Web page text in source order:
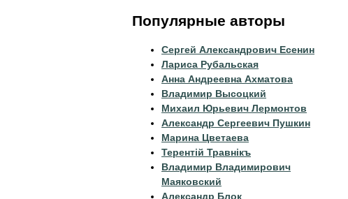
Популярные авторы
Сергей Александрович Есенин
Лариса Рубальская
Анна Андреевна Ахматова
Владимир Высоцкий
Михаил Юрьевич Лермонтов
Александр Сергеевич Пушкин
Марина Цветаева
Терентiй Травнiкъ
Владимир Владимирович
Маяковский
Александр Блок